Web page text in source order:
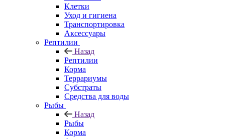
Клетки
Уход и гигиена
Транспортировка
Аксессуары
Рептилии
Назад
Рептилии
Корма
Террариумы
Субстраты
Средства для воды
Рыбы
Назад
Рыбы
Корма